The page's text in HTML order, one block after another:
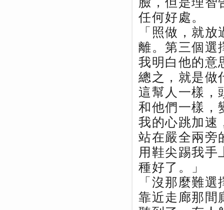
任何好處。
「照做，就
離。第三個選
我明白他的意
總之，就是做
這幫人一樣，
和他們一樣，
我的心跳加速
站在嚴全兩旁
用鞋尖踢我手
種好了。」
「沒那麼難
靠近走廊那間